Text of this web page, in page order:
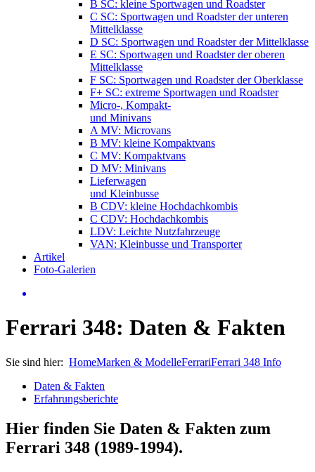
B SC: kleine Sportwagen und Roadster
C SC: Sportwagen und Roadster der unteren
Mittelklasse
D SC: Sportwagen und Roadster der Mittelklasse
E SC: Sportwagen und Roadster der oberen
Mittelklasse
F SC: Sportwagen und Roadster der Oberklasse
F+ SC: extreme Sportwagen und Roadster
Micro-, Kompakt-
und Minivans
A MV: Microvans
B MV: kleine Kompaktvans
C MV: Kompaktvans
D MV: Minivans
Lieferwagen
und Kleinbusse
B CDV: kleine Hochdachkombis
C CDV: Hochdachkombis
LDV: Leichte Nutzfahrzeuge
VAN: Kleinbusse und Transporter
Artikel
Foto-Galerien
Ferrari 348: Daten & Fakten
Sie sind hier: HomeMarken & ModelleFerrariFerrari 348 Info
Daten & Fakten
Erfahrungsberichte
Hier finden Sie Daten & Fakten zum
Ferrari 348 (1989-1994).